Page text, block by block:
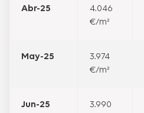
Abr-25
4.046
€/m²
May-25
3.974
€/m²
Jun-25
3.990